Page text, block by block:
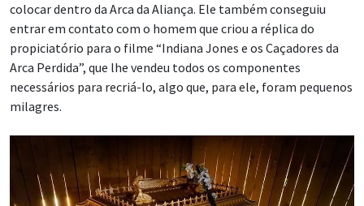
colocar dentro da Arca da Aliança. Ele também conseguiu
entrar em contato com o homem que criou a réplica do
propiciatório para o filme “Indiana Jones e os Caçadores da
Arca Perdida”, que lhe vendeu todos os componentes
necessários para recriá-lo, algo que, para ele, foram pequenos
milagres.